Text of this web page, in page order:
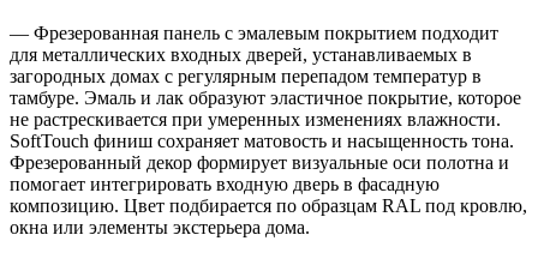
— Фрезерованная панель с эмалевым покрытием подходит
для металлических входных дверей, устанавливаемых в
загородных домах с регулярным перепадом температур в
тамбуре. Эмаль и лак образуют эластичное покрытие, которое
не растрескивается при умеренных изменениях влажности.
SoftTouch финиш сохраняет матовость и насыщенность тона.
Фрезерованный декор формирует визуальные оси полотна и
помогает интегрировать входную дверь в фасадную
композицию. Цвет подбирается по образцам RAL под кровлю,
окна или элементы экстерьера дома.